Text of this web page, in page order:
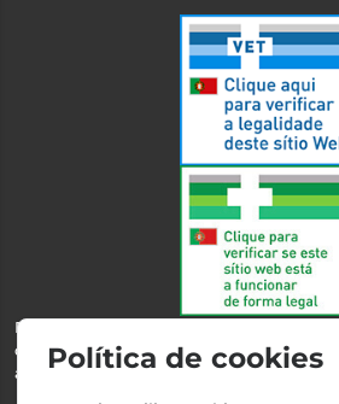
Esta farmácia encontra-se autorizada
dispensa de medicamentos e produtos
através da internet.
Política de cookies